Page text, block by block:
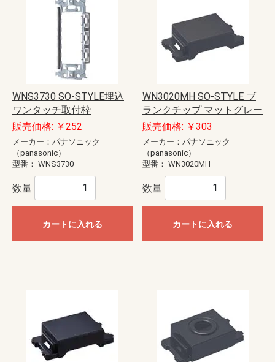
WNS3730 SO-STYLE埋込
ワンタッチ取付枠
販売価格: ￥252
メーカー：パナソニック
（panasonic）
型番： WNS3730
数量
カートに入れる
WN3020MH SO-STYLE ブ
ランクチップ マットグレー
販売価格: ￥303
メーカー：パナソニック
（panasonic）
型番： WN3020MH
数量
カートに入れる